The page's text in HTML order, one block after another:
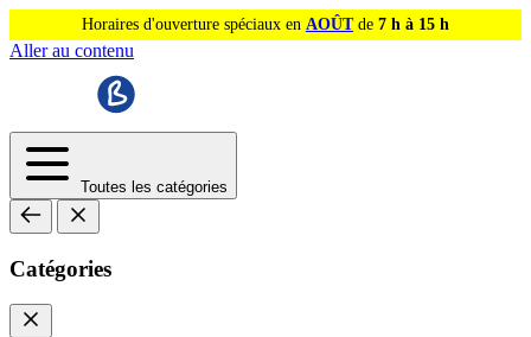
Horaires d'ouverture spéciaux en AOÛTde 7 h à 15 h
Aller au contenu
Toutes les catégories
Catégories